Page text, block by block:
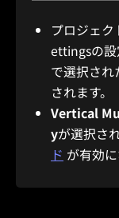
プロジェ
ettingsの設
で選択され
されます。
Vertical
yが選択さ
ド が有効に